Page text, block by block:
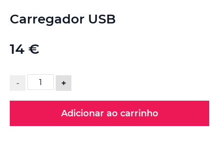
Carregador USB
14 €
- +
Adicionar ao carrinho
para
da
imagens